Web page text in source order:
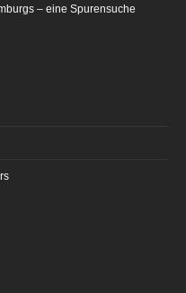
– eine Spurensuche